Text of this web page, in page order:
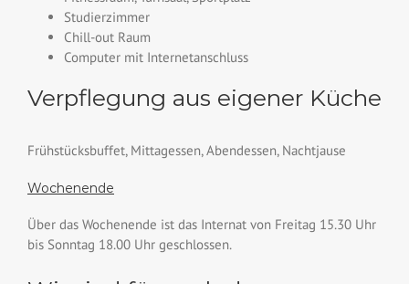
Studierzimmer
Chill-out Raum
Computer mit Internetanschluss
Verpflegung aus eigener Küche
Frühstücksbuffet, Mittagessen, Abendessen, Nachtjause
Wochenende
Über das Wochenende ist das Internat von Freitag 15.30 Uhr
bis Sonntag 18.00 Uhr geschlossen.